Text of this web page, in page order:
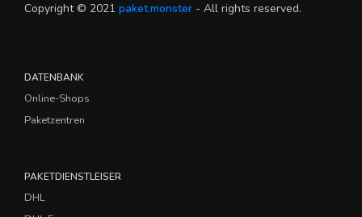
Copyright © 2021 paket.monster - All rights reserved.
DATENBANK
Online-Shops
Paketzentren
PAKETDIENSTLEISER
DHL